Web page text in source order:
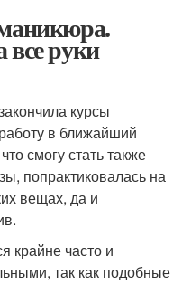
руки
курсы
в ближайший
смогу стать также
попрактиковалась на
вещах, да и
крайне часто и
так как подобные